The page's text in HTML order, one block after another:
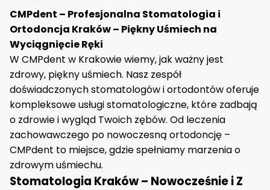
CMPdent – Profesjonalna Stomatologia i
Ortodoncja Kraków – Piękny Uśmiech na
Wyciągnięcie Ręki
W CMPdent w Krakowie wiemy, jak ważny jest
zdrowy, piękny uśmiech. Nasz zespół
doświadczonych stomatologów i ortodontów oferuje
kompleksowe usługi stomatologiczne, które zadbają
o zdrowie i wygląd Twoich zębów. Od leczenia
zachowawczego po nowoczesną ortodoncję –
CMPdent to miejsce, gdzie spełniamy marzenia o
zdrowym uśmiechu.
Stomatologia Kraków – Nowocześnie i Z